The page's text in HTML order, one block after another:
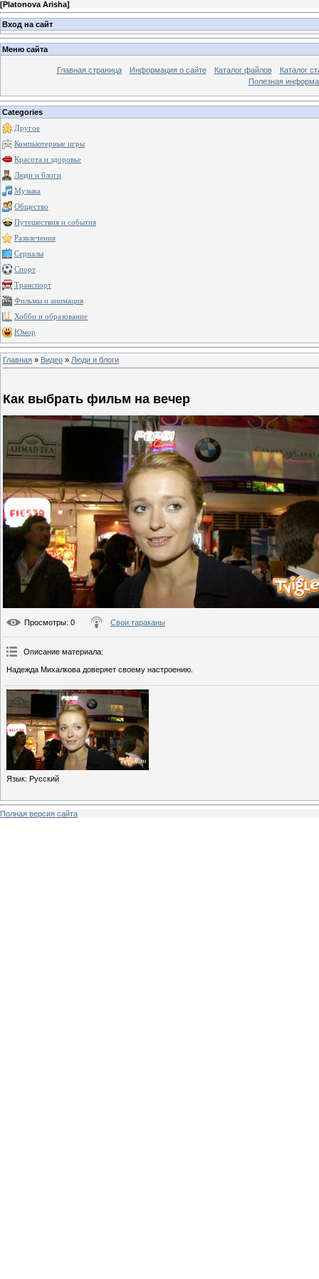
[Platonova Arisha]
Вход на сайт
Меню сайта
Главная страница Информация о сайте Каталог файлов
Каталог
Полезная
Categories
Другое
Компьютерные игры
Красота и здоровье
Люди и блоги
Музыка
Общество
Путешествия и события
Развлечения
Сериалы
Спорт
Транспорт
Фильмы и анимация
Хобби и образование
Юмор
Главная » Видео » Люди и блоги
Как выбрать фильм на вечер
Просмотры: 0 Свои тараканы
Описание материала:
Надежда Михалкова доверяет своему настроению.
Язык: Русский
Полная версия сайта